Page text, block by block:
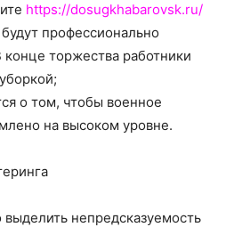
https://dosugkhabarovsk.ru/
профессионально
конце торжества работники
о том, чтобы военное
на высоком уровне.
непредсказуемость